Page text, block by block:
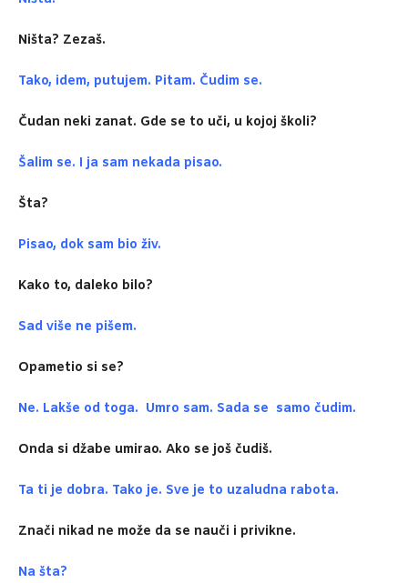
Ništa? Zezaš.
Tako, idem, putujem. Pitam. Čudim se.
Čudan neki zanat. Gde se to uči, u kojoj školi?
Šalim se. I ja sam nekada pisao.
Šta?
Pisao, dok sam bio živ.
Kako to, daleko bilo?
Sad više ne pišem.
Opametio si se?
Ne. Lakše od toga. Umro sam. Sada se samo čudim.
Onda si džabe umirao. Ako se još čudiš.
Ta ti je dobra. Tako je. Sve je to uzaludna rabota.
Znači nikad ne može da se nauči i privikne.
Na šta?